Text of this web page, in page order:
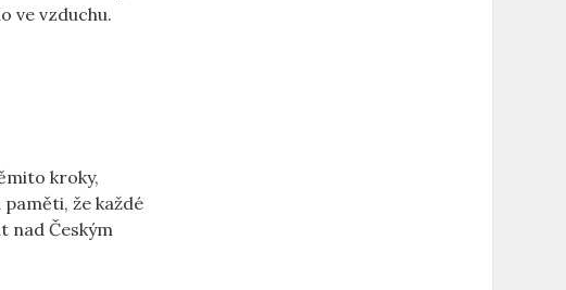
ve vzduchu.
kroky,
že každé
nad Českým